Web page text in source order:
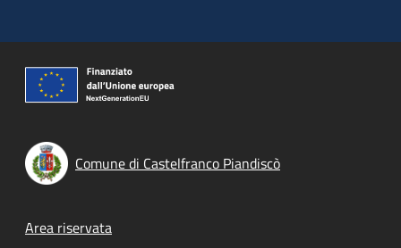
Comune di Castelfranco Piandiscò
Footer menu
Area riservata